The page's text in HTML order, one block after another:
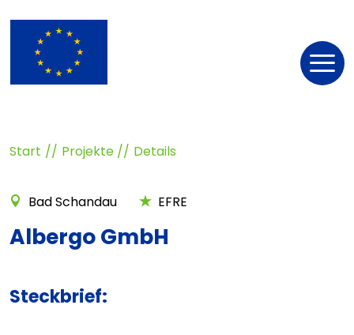
Start Projekte Details
Bad Schandau EFRE
Albergo GmbH
Steckbrief: